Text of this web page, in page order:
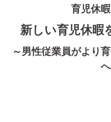
育児休
新しい育児休暇
～男性従業員がより